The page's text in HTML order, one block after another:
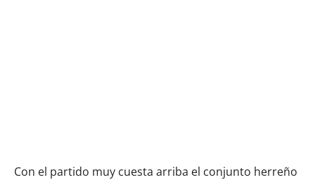
Con el partido muy cuesta arriba el conjunto herreño